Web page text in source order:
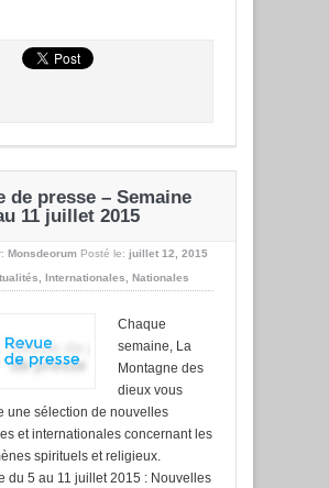
de presse – Semaine
11 juillet 2015
Monsdeorum Posté le: juillet 12, 2015
, Internationales, Nationales
Chaque
semaine, La
Montagne des
dieux vous
une sélection de nouvelles
et internationales concernant les
spirituels et religieux.
du 5 au 11 juillet 2015 : Nouvelles